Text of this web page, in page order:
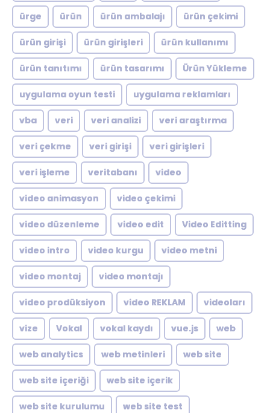
ürge ürün ürün ambalajı ürün çekimi
ürün girişi ürün girişleri ürün kullanımı
ürün tanıtımı ürün tasarımı Ürün Yükleme
uygulama oyun testi uygulama reklamları
vba veri veri analizi veri araştırma
veri çekme veri girişi veri girişleri
veri işleme veritabanı video
video animasyon video çekimi
video düzenleme video edit Video Editting
video intro video kurgu video metni
video montaj video montajı
video prodüksiyon video REKLAM videoları
vize Vokal vokal kaydı vue.js web
web analytics web metinleri web site
web site içeriği web site içerik
web site kurulumu web site test